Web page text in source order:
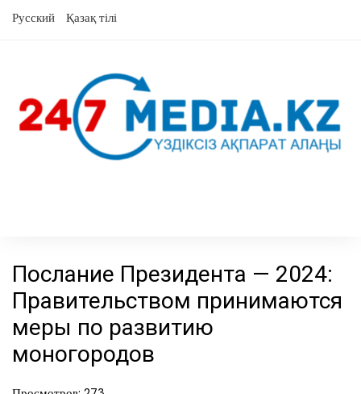
Русский Қазақ тілі
Послание Президента — 2024:
Правительством принимаются
меры по развитию
моногородов